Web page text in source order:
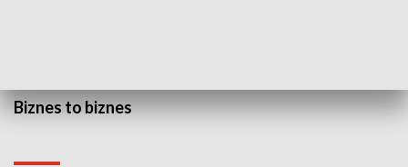
Biznes to biznes